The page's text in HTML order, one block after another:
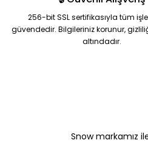
256-bit SSL sertifikasıyla tüm
güvendedir. Bilgileriniz korunur,
altındadır.
Snow markamız